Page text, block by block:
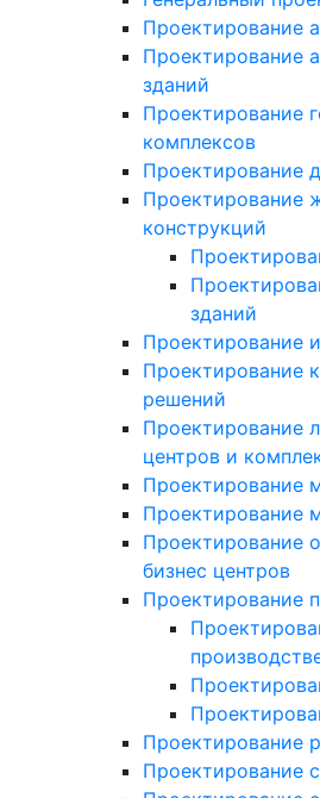
Проектирование
Проектирование
зданий
Проектирование
комплексов
Проектирование
Проектирование
конструкций
зданий
Проектирование
Проектирование
решений
Проектирование
центров и
Проектирование
Проектирование
Проектирование
бизнес центров
Проектирование
Проектирование
Проектирование